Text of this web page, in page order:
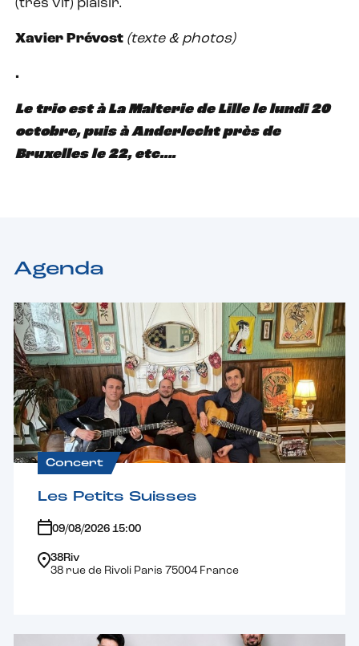
(très vif) plaisir.
Xavier Prévost (texte & photos)
.
Le trio est à La Malterie de Lille le lundi 20
octobre, puis à Anderlecht près de
Bruxelles le 22, etc….
Agenda
Concert
Les Petits Suisses
09/08/2026 15:00
38Riv
38 rue de Rivoli Paris 75004 France